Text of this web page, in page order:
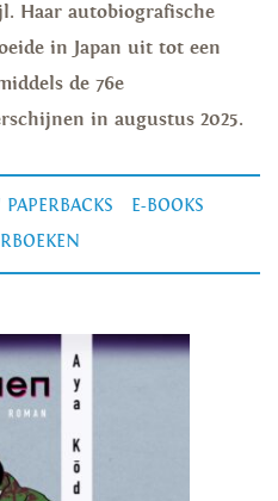
Haar autobiografische
in Japan uit tot een
de 76e
in augustus 2025.
E-BOOKS